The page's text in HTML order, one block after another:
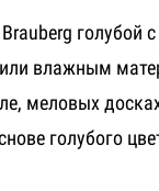
голубой
влажным
меловых
голубого